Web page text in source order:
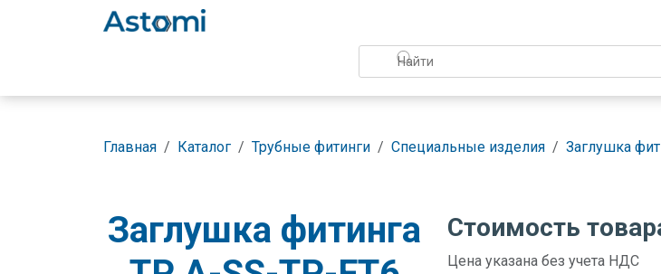
Главная Каталог Трубные фитинги Специальные изделия Заглушка
Заглушка фитинга
Стоимость
Цена указана без учета НДС